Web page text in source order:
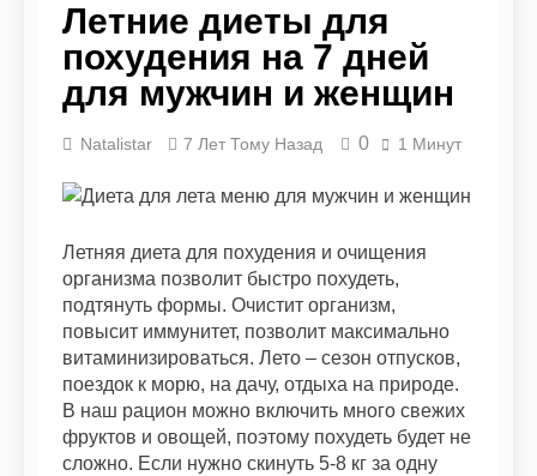
фигуры «яблоко»:
как убрать живот и
выстроить
гармоничный силуэт
9 Месяцев Тому Назад
Как приготовить
диетический
перец с низкой
(рецепты с фото)
9 Месяцев Тому Назад
Вредные перекусы,
замаскировались
мешают худеть
из печени: 10
рецептов
11 Месяцев Тому Назад
Почему я не худею?
Причина неудачи —
инсулинорезистентность
11 Месяцев Тому Назад
Рыбная диета на 2
недели – похудение
на 5-10 кг на рыбе
11 Месяцев Тому Назад
Летние диеты для
похудения на 7 дней
для мужчин и женщин
Natalistar 7 Лет Тому Назад 0 1 Минут
Летняя диета для похудения и очищения
организма позволит быстро похудеть,
подтянуть формы. Очистит организм,
повысит иммунитет, позволит максимально
витаминизироваться. Лето – сезон отпусков,
поездок к морю, на дачу, отдыха на природе.
В наш рацион можно включить много свежих
фруктов и овощей, поэтому похудеть будет не
сложно. Если нужно скинуть 5-8 кг за одну